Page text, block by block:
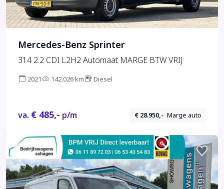
Mercedes-Benz Sprinter
314 2.2 CDI L2H2 Automaat MARGE BTW VRIJ
2021 142.026 km Diesel
va. € 485,- p/m € 28.950,- Marge auto